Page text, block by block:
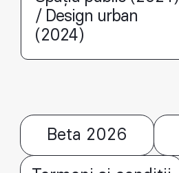
/ Design urban
(2024)
Beta 2026